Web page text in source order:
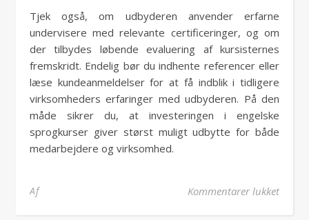
Tjek også, om udbyderen anvender erfarne
undervisere med relevante certificeringer, og om
der tilbydes løbende evaluering af kursisternes
fremskridt. Endelig bør du indhente referencer eller
læse kundeanmeldelser for at få indblik i tidligere
virksomheders erfaringer med udbyderen. På den
måde sikrer du, at investeringen i engelske
sprogkurser giver størst muligt udbytte for både
medarbejdere og virksomhed.
Af Kommentarer lukkettil